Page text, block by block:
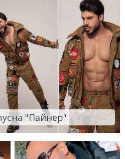
"Пайнер"